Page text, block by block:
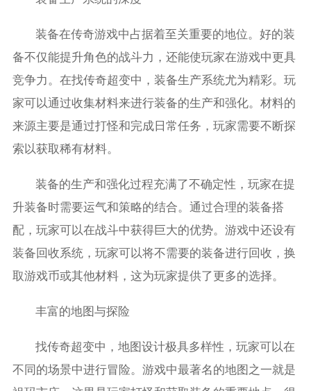
装备在传奇游戏中占据着至关重要的地位。好的装
备不仅能提升角色的战斗力，还能使玩家在游戏中更具
竞争力。在找传奇超变中，装备生产系统尤为精彩。玩
家可以通过收集材料来进行装备的生产和强化。材料的
来源主要是通过打怪和完成日常任务，玩家需要不断探
索以获取稀有材料。
装备的生产和强化过程充满了不确定性，玩家在提
升装备时需要运气和策略的结合。通过合理的装备搭
配，玩家可以在战斗中获得巨大的优势。游戏中还设有
装备回收系统，玩家可以将不需要的装备进行回收，换
取游戏币或其他材料，这为玩家提供了更多的选择。
丰富的地图与探险
找传奇超变中，地图设计极具多样性，玩家可以在
不同的场景中进行冒险。游戏中最著名的地图之一就是